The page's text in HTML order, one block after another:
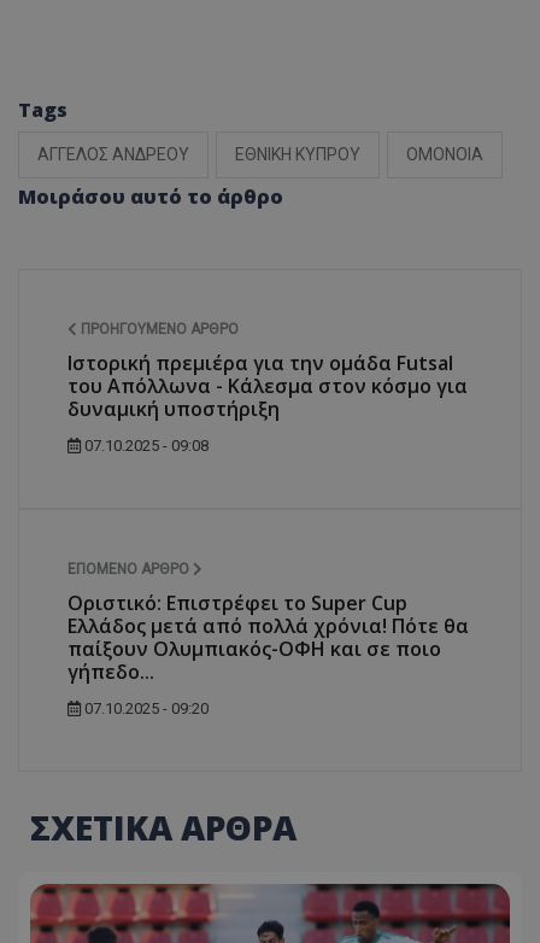
Tags
ΑΓΓΕΛΟΣ ΑΝΔΡΕΟΥ ΕΘΝΙΚΗ ΚΥΠΡΟΥ ΟΜΟΝΟΙΑ
Μοιράσου αυτό το άρθρο
ΠΡΟΗΓΟΎΜΕΝΟ ΆΡΘΡΟ
Ιστορική πρεμιέρα για την ομάδα Futsal
του Απόλλωνα - Κάλεσμα στον κόσμο για
δυναμική υποστήριξη
07.10.2025 - 09:08
ΕΠΌΜΕΝΟ ΆΡΘΡΟ
Οριστικό: Επιστρέφει το Super Cup
Ελλάδος μετά από πολλά χρόνια! Πότε θα
παίξουν Ολυμπιακός-ΟΦΗ και σε ποιο
γήπεδο...
07.10.2025 - 09:20
ΣΧΕΤΙΚΑ ΑΡΘΡΑ